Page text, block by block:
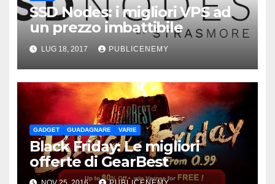
SSD Nodes: i migliori VPS ad
un prezzo imbattibile
LUG 18, 2017 PUBLICENEMY
GADGET GUADAGNARE VARIE
Black Friday: Le migliori
offerte di GearBest